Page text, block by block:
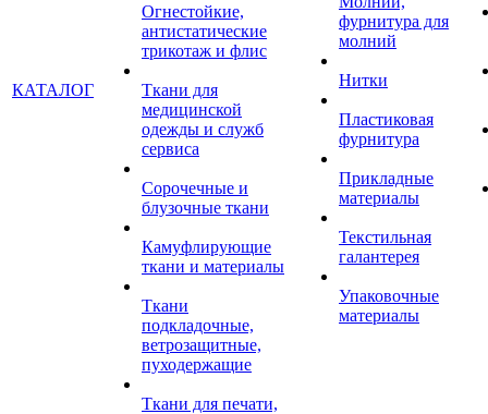
КАТАЛОГ
Огнестойкие,
антистатические
трикотаж и флис
Ткани для
медицинской
одежды и служб
сервиса
Сорочечные и
блузочные ткани
Камуфлирующие
ткани и материалы
Ткани
подкладочные,
ветрозащитные,
пуходержащие
Ткани для печати,
фурнитура для
молний
Нитки
Пластиковая
фурнитура
Прикладные
материалы
Текстильная
галантерея
Упаковочные
материалы